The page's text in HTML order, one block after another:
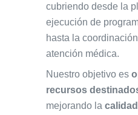
cubriendo desde la
ejecución de
hasta la
atención médica.
Nuestro objetivo es
recursos
mejorando la